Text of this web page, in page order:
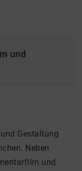
und
Gestaltung
Neben
und